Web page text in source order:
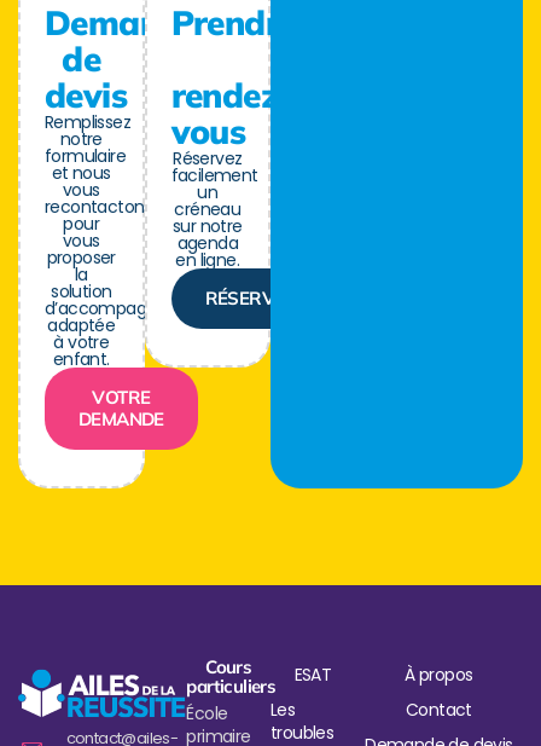
Demande
de
devis
Remplissez
notre
formulaire
et nous
vous
recontactons
pour
vous
proposer
la
solution
d’accompagnement
adaptée
à votre
enfant.
VOTRE
DEMANDE
Prendre
rendez-
vous
Réservez
facilement
un
créneau
sur notre
agenda
en ligne.
RÉSERVER
contact@ailes-
Cours
particuliers
École
primaire
ESAT
Les
troubles
À propos
Contact